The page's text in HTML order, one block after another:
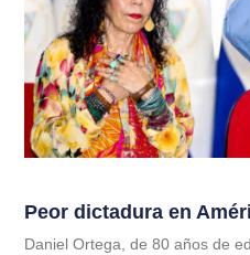
Peor dictadura en
Daniel Ortega, de 80 años de